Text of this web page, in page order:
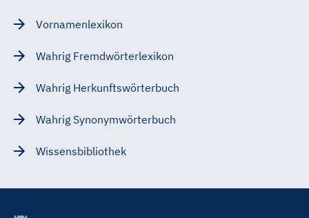
Vornamenlexikon
Wahrig Fremdwörterlexikon
Wahrig Herkunftswörterbuch
Wahrig Synonymwörterbuch
Wissensbibliothek